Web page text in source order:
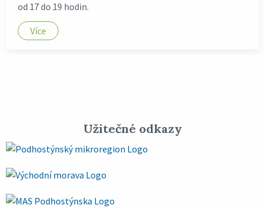
od 17 do 19 hodin.
Více
Užitečné odkazy